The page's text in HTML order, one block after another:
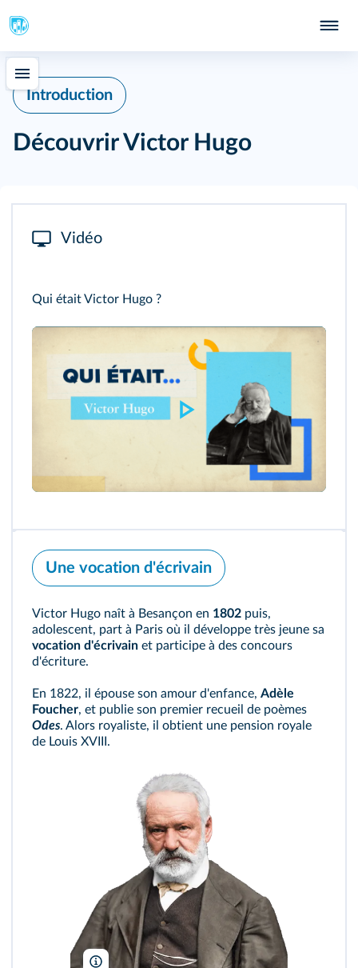
Introduction
Découvrir Victor Hugo
Vidéo
Qui était Victor Hugo ?
Une vocation d'écrivain
Victor Hugo naît à Besançon en 1802 puis,
adolescent, part à Paris où il développe très jeune sa
vocation d'écrivain et participe à des concours
d'écriture.
En 1822, il épouse son amour d'enfance, Adèle
Foucher, et publie son premier recueil de poèmes
Odes. Alors royaliste, il obtient une pension royale
de Louis XVIII.
Macesito/Wikimedia